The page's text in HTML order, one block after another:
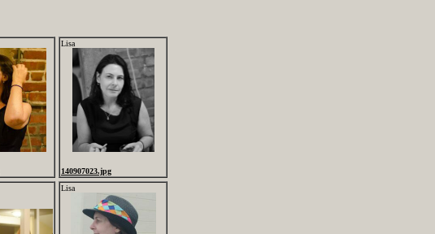
Lisa
140907023.jpg
Lisa